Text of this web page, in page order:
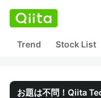
Trend Stock List
お題は不問！Qiita